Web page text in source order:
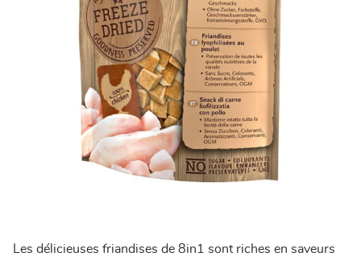
Les délicieuses friandises de 8in1 sont riches en saveurs